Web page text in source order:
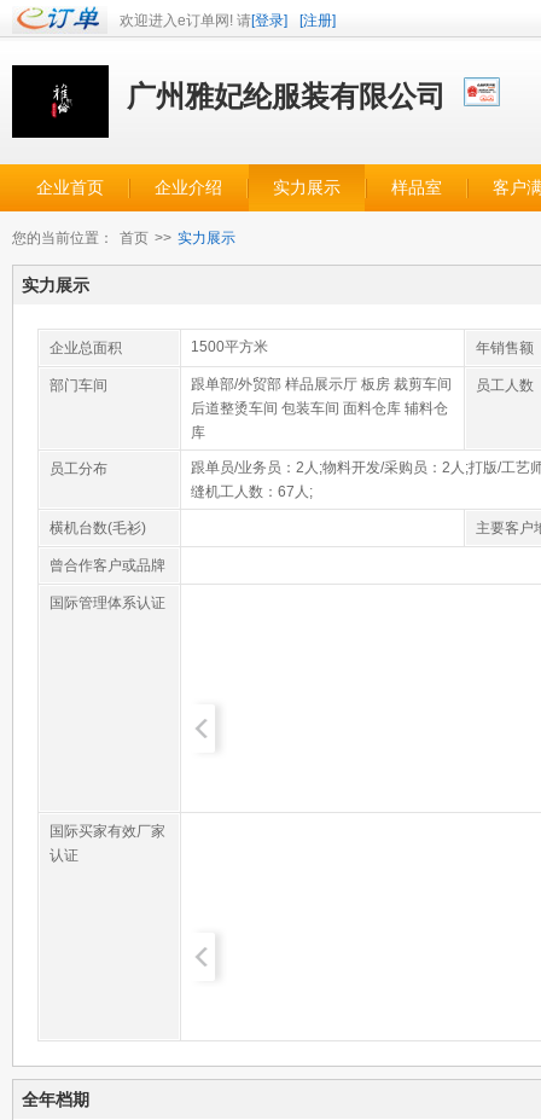
欢迎进入e订单网! 请[登录] [注册]
广州雅妃纶服装有限公司
企业首页 企业介绍 实力展示 样品室 客户
您的当前位置： 首页 >> 实力展示
实力展示
企业总面积 1500平方米 年销售额
部门车间
跟单部/外贸部 样品展示厅 板房 裁剪车间
后道整烫车间 包装车间 面料仓库 辅料仓
库
员工人数
员工分布
跟单员/业务员：2人;物料开发/采购员：2人;打版/工
缝机工人数：67人;
横机台数(毛衫) 主要客户
曾合作客户或品牌
国际管理体系认证
国际买家有效厂家
认证
全年档期